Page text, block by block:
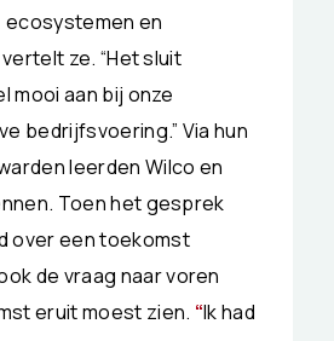
en
ze. “Het sluit
mooi aan bij onze
bedrijfsvoering.” Via hun
leerden Wilco en
Toen het gesprek
over een toekomst
de vraag naar voren
eruit moest zien. “Ik had